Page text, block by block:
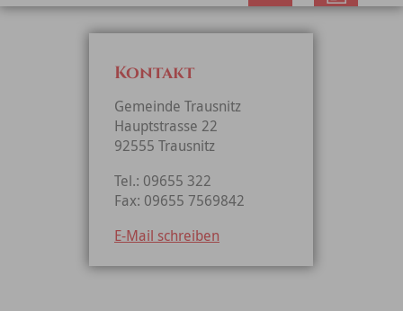
Kontakt
Gemeinde Trausnitz
Hauptstrasse 22
92555 Trausnitz
Tel.: 09655 322
Fax: 09655 7569842
E-Mail schreiben